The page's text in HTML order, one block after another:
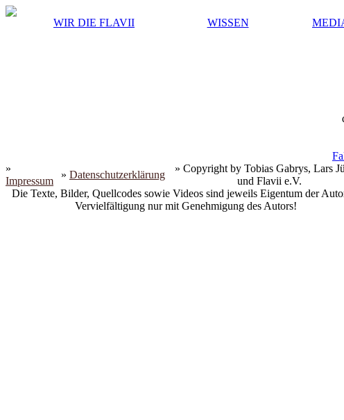
WIR DIE FLAVII WISSEN
»
Impressum
» Copyright by Tobias Gabrys, Lars
und Flavii e.V.
Die Texte, Bilder, Quellcodes sowie Videos sind jeweils Eigentum der